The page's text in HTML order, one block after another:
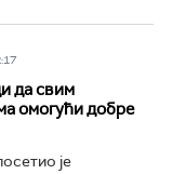
да свим
омогући добре
је